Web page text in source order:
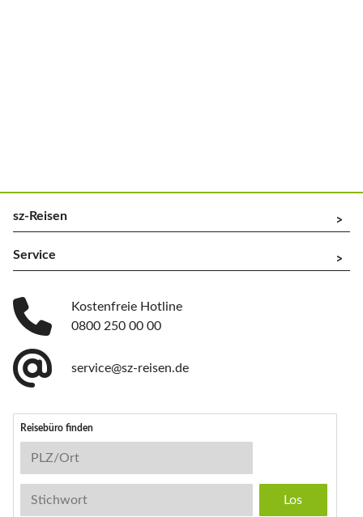
sz-Reisen ^
Service ^
Kostenfreie Hotline
0800 250 00 00
service@sz-reisen.de
Reisebüro finden
Reisebüro-Suche
PLZ/Ort